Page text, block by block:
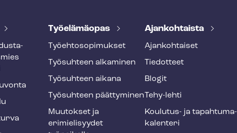
Työelämäopas
Työ­eh­to­so­pi­muk­set
Työsuhteen alkaminen
Työsuhteen aikana
Työsuhteen päättyminen
Muutokset ja
erimielisyydet
Ajankohtaista
Ajankohtaiset
Tiedotteet
Blogit
Tehy-lehti
Koulutus- ja ta­pah­tu­ma­
ka­len­te­ri